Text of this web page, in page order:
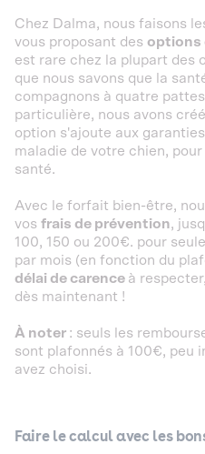
Chez Dalma, nous faisons
vous proposant des options
est rare chez la plupart des
que nous savons que la
compagnons à quatre
particulière, nous avons
option s'ajoute aux
maladie de votre chien,
santé.
Avec le forfait bien-être,
vos frais de prévention,
100, 150 ou 200€. pour
par mois (en fonction du
délai de carence à
dès maintenant !
À noter : seuls les
sont plafonnés à 100€, peu
avez choisi.
Faire le calcul avec les